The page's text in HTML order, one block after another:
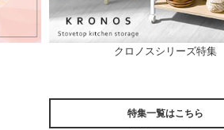
クロノスシリーズ特集
特集一覧はこちら